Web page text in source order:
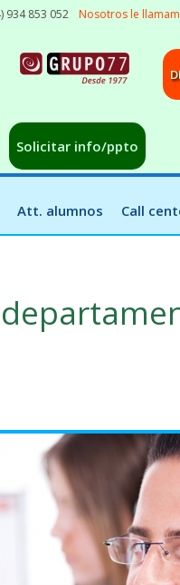
934 853 052 Nosotros le
Solicitar info/ppto
Att. alumnos Call